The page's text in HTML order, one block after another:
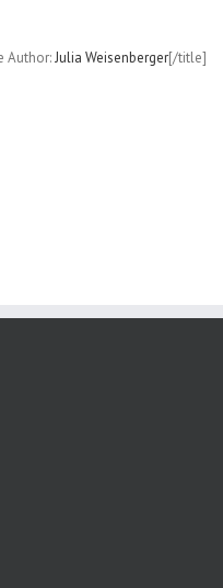
Author:Julia Weisenberger[/title]